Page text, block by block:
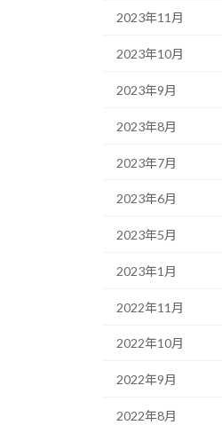
2023年11月
2023年10月
2023年9月
2023年8月
2023年7月
2023年6月
2023年5月
2023年1月
2022年11月
2022年10月
2022年9月
2022年8月